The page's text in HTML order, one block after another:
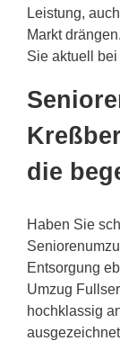
Leistung,
Markt
Sie aktuell
die
Haben Sie
Entsorgung
Umzug
hochklassig